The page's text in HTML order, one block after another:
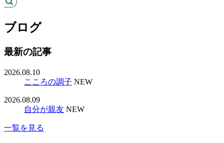
ブログ
最新の記事
2026.08.10
こころの調子 NEW
2026.08.09
自分が親友 NEW
一覧を見る